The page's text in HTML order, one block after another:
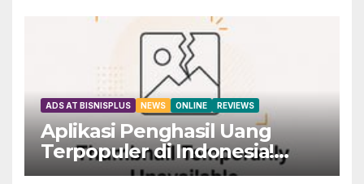
ADS AT BISNISPLUS NEWS ONLINE REVIEWS
Aplikasi Penghasil Uang
Terpopuler di Indonesia!
Dapatkan Rp800 Sekarang